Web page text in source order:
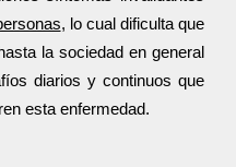
, lo cual dificulta que
la sociedad en general
diarios y continuos que
esta enfermedad.